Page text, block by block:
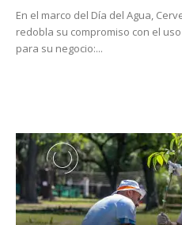
En el marco del Día del Agua,
redobla su compromiso con el
para su negocio:...